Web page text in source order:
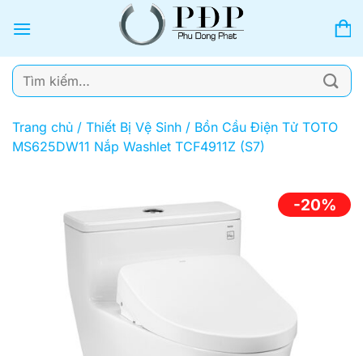
qua
dung
Tìm
kiếm:
Trang chủ / Thiết Bị Vệ Sinh / Bồn Cầu Điện Tử TOTO
MS625DW11 Nắp Washlet TCF4911Z (S7)
-20%